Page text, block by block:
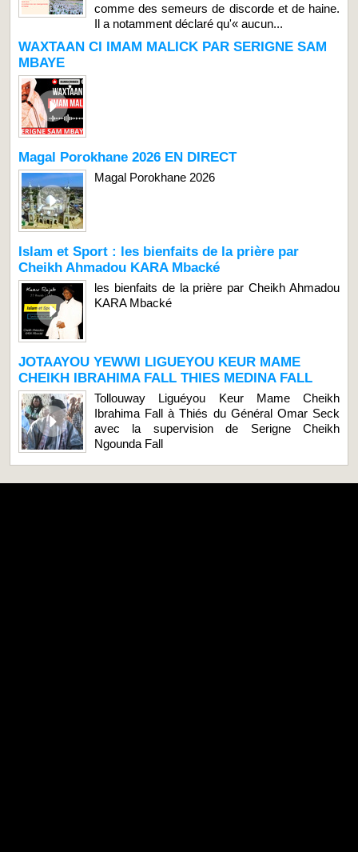
comme des semeurs de discorde et de haine.
Il a notamment déclaré qu'« aucun...
WAXTAAN CI IMAM MALICK PAR SERIGNE SAM
MBAYE
Magal Porokhane 2026 EN DIRECT
Magal Porokhane 2026
Islam et Sport : les bienfaits de la prière par
Cheikh Ahmadou KARA Mbacké
les bienfaits de la prière par Cheikh Ahmadou
KARA Mbacké
JOTAAYOU YEWWI LIGUEYOU KEUR MAME
CHEIKH IBRAHIMA FALL THIES MEDINA FALL
Tollouway Liguéyou Keur Mame Cheikh
Ibrahima Fall à Thiés du Général Omar Seck
avec la supervision de Serigne Cheikh
Ngounda Fall